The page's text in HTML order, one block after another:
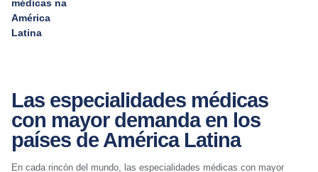
Las especialidades médicas
con mayor demanda en los
países de América Latina
En cada rincón del mundo, las especialidades médicas con mayor